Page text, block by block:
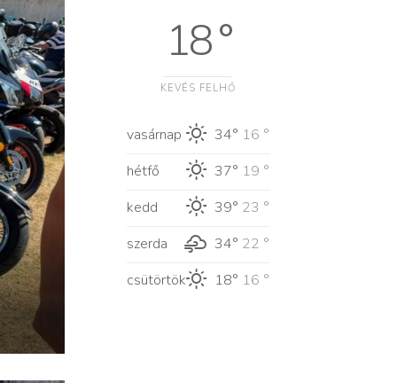
18 °
KEVÉS FELHŐ
vasárnap 34° 16 °
hétfő
37° 19 °
kedd
39° 23 °
szerda
34° 22 °
csütörtök
18° 16 °